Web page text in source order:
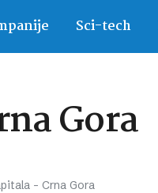
Sci-tech
Gora
– Crna Gora